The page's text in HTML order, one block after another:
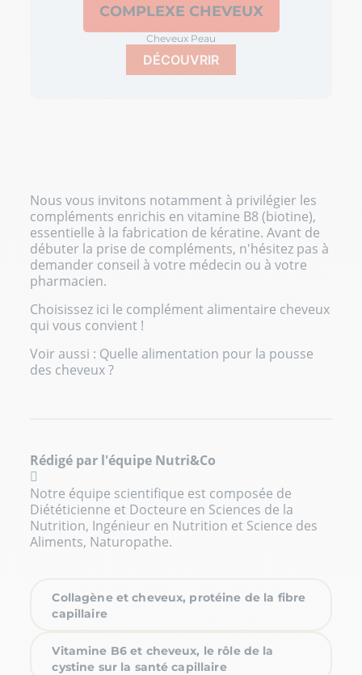
COMPLEXE CHEVEUX
Cheveux Peau
DÉCOUVRIR
Nous vous invitons notamment à privilégier les
compléments enrichis en vitamine B8 (biotine),
essentielle à la fabrication de kératine. Avant de
débuter la prise de compléments, n'hésitez pas à
demander conseil à votre médecin ou à votre
pharmacien.
Choisissez ici le complément alimentaire cheveux
qui vous convient !
Voir aussi : Quelle alimentation pour la pousse
des cheveux ?
Rédigé par l'équipe Nutri&Co
Notre équipe scientifique est composée de
Diététicienne et Docteure en Sciences de la
Nutrition, Ingénieur en Nutrition et Science des
Aliments, Naturopathe.
Collagène et cheveux, protéine de la fibre
capillaire
Vitamine B6 et cheveux, le rôle de la
cystine sur la santé capillaire